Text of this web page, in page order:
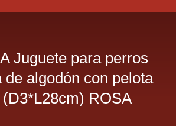
Juguete para perros
de algodón con pelota
ROSA